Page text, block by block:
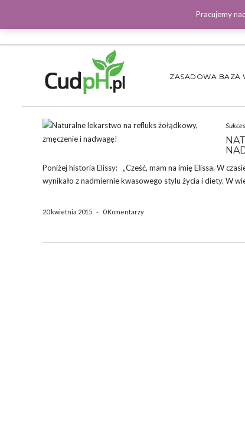
ZASADOWA BAZA
Poniżej historia Elissy: „Cześć, mam na imię Elissa. W
wynikało z nadmiernie kwasowego stylu życia i diety. W
20 kwietnia 2015 - 0 Komentarzy
Pracujemy